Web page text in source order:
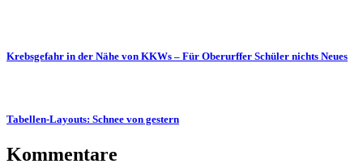
Krebsgefahr in der Nähe von KKWs – Für Oberurffer Schüler nichts Neues
Tabellen-Layouts: Schnee von gestern
Kommentare